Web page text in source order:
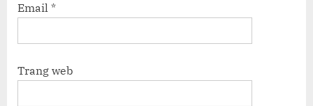
Email *
Trang web